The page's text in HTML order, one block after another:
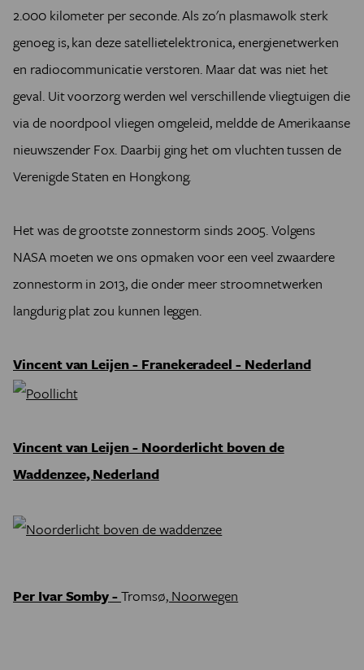
2.000 kilometer per seconde. Als zo'n plasmawolk sterk
genoeg is, kan deze satellietelektronica, energienetwerken
en radiocommunicatie verstoren. Maar dat was niet het
geval. Uit voorzorg werden wel verschillende vliegtuigen die
via de noordpool vliegen omgeleid, meldde de Amerikaanse
nieuwszender Fox. Daarbij ging het om vluchten tussen de
Verenigde Staten en Hongkong.
Het was de grootste zonnestorm sinds 2005. Volgens
NASA moeten we ons opmaken voor een veel zwaardere
zonnestorm in 2013, die onder meer stroomnetwerken
langdurig plat zou kunnen leggen.
Vincent van Leijen- Franekeradeel - Nederland
Vincent van Leijen- Noorderlicht boven de
Waddenzee, Nederland
Per Ivar Somby-Tromsø, Noorwegen